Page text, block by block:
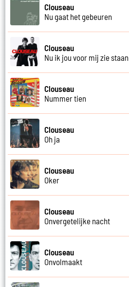
Clouseau
Nu gaat het gebeuren
Clouseau
Nu ik jou voor mij zie staan
Clouseau
Nummer tien
Clouseau
Oh ja
Clouseau
Oker
Clouseau
Onvergetelijke nacht
Clouseau
Onvolmaakt